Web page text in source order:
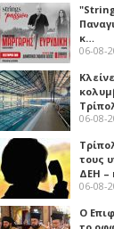
κ…
06-08-
06-08-
τους
ΔΕΗ –
06-08-
Ο